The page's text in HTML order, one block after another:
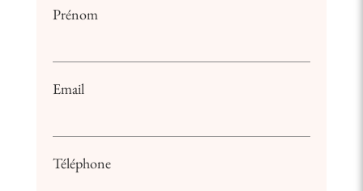
Prénom
Email
Téléphone